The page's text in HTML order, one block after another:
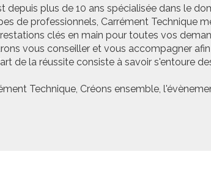
depuis plus de 10 ans spécialisée dans le
de professionnels, Carrément Technique
clés en main pour toutes vos
vous conseiller et vous accompagner
de la réussite consiste à savoir s'entoure
Technique, Créons ensemble,